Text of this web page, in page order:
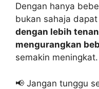
Dengan hanya
bukan sahaja dapat
dengan lebih
mengurangkan
semakin meningkat.
📢 Jangan tunggu